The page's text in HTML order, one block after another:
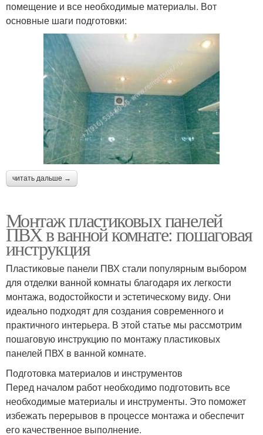
помещение и все необходимые материалы. Вот
основные шаги подготовки:
читать дальше →
Монтаж пластиковых панелей
ПВХ в ванной комнате: пошаговая
инструкция
Пластиковые панели ПВХ стали популярным выбором
для отделки ванной комнаты благодаря их легкости
монтажа, водостойкости и эстетическому виду. Они
идеально подходят для создания современного и
практичного интерьера. В этой статье мы рассмотрим
пошаговую инструкцию по монтажу пластиковых
панелей ПВХ в ванной комнате.
Подготовка материалов и инструментов
Перед началом работ необходимо подготовить все
необходимые материалы и инструменты. Это поможет
избежать перерывов в процессе монтажа и обеспечит
его качественное выполнение.